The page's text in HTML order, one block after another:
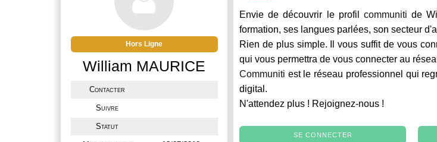
Hors Ligne
William MAURICE
Contacter
Suivre
Statut
Envie de découvrir le profil communiti de
formation, ses langues parlées, son secteur
Rien de plus simple. Il vous suffit de vous
qui vous permettra de vous connecter au
Communiti est le réseau professionnel qui
digital.
N'attendez plus ! Rejoignez-nous !
SE CONNECTER